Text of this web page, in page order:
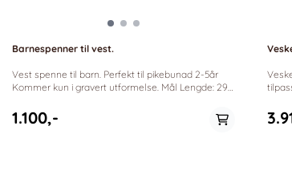
Barnespenner til vest.
Vest spenne til barn. Perfekt til pikebunad 2-5år
Kommer kun i gravert utformelse. Mål Lengde: 29
mm *orginalt sølv fra Gullsmed Rørvik
1.100,-
Veskelås til